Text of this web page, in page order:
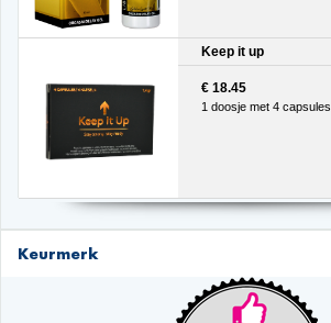
Keep it up
€ 18.45
1 doosje met 4 capsules
Keurmerk